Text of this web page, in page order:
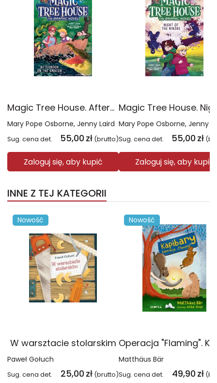
Magic Tree House. Afternoon on the Amazon
Mary Pope Osborne Jenny Laird
Sug. cena det. 55,00 zł (brutto)
Zaloguj się, aby kupić
Mary Pope Osborne Jenny
Sug. cena det. 55,00 zł
Zaloguj się, aby kupić
INNE Z TEJ KATEGORII
Nowość
W warsztacie stolarskim
Paweł Gołuch
Sug. cena det. 25,00 zł (brutto)
Nowość
Matthäus Bär
Sug. cena det. 49,90 zł